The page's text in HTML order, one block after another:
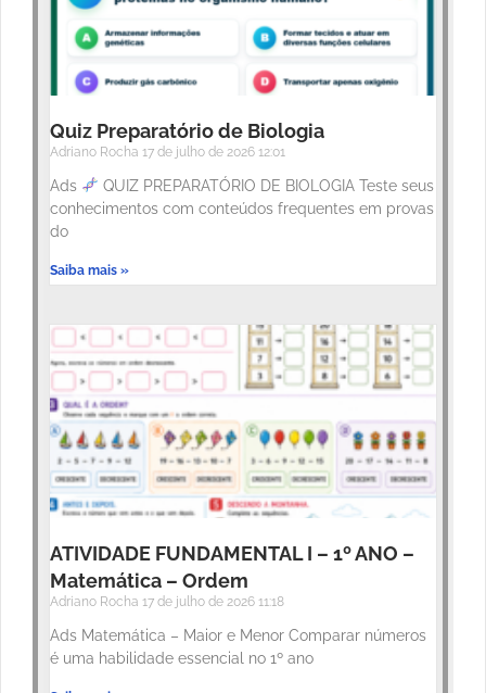
Quiz Preparatório de Biologia
Adriano Rocha 17 de julho de 2026 12:01
Ads
QUIZ PREPARATÓRIO DE BIOLOGIA Teste seus
conhecimentos com conteúdos frequentes em provas
do
Saiba mais »
ATIVIDADE FUNDAMENTAL I – 1º ANO –
Matemática – Ordem
Adriano Rocha 17 de julho de 2026 11:18
Ads Matemática – Maior e Menor Comparar números
é uma habilidade essencial no 1º ano